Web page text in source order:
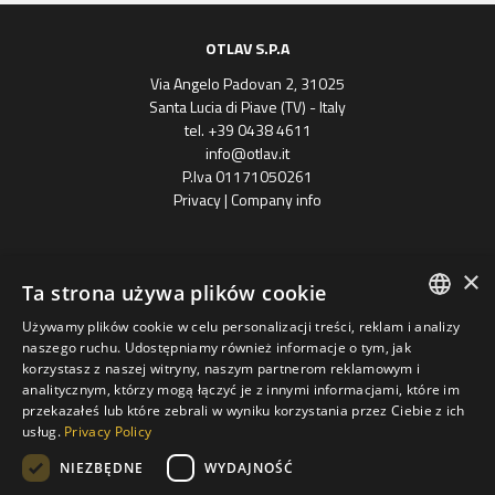
OTLAV S.P.A
Via Angelo Padovan 2, 31025
Santa Lucia di Piave (TV) - Italy
tel. +39 0438 4611
info@otlav.it
P.Iva 01171050261
Privacy|Company info
Progetto finanziato
con il POR FESR 2014 - 2020
Regione Veneto
Grupa Otlav S.P.A
SPANISH
FRENCH
×
Ta strona używa plików cookie
Używamy plików cookie w celu personalizacji treści, reklam i analizy
naszego ruchu. Udostępniamy również informacje o tym, jak
korzystasz z naszej witryny, naszym partnerom reklamowym i
analitycznym, którzy mogą łączyć je z innymi informacjami, które im
przekazałeś lub które zebrali w wyniku korzystania przez Ciebie z ich
usług. Privacy Policy
NIEZBĘDNE
WYDAJNOŚĆ